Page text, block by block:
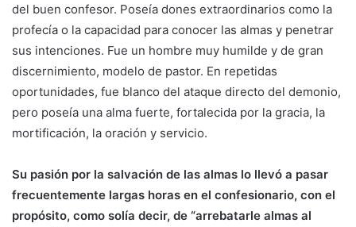
del buen confesor. Poseía dones extraordinarios como la
profecía o la capacidad para conocer las almas y penetrar
sus intenciones. Fue un hombre muy humilde y de gran
discernimiento, modelo de pastor. En repetidas
oportunidades, fue blanco del ataque directo del demonio,
pero poseía una alma fuerte, fortalecida por la gracia, la
mortificación, la oración y servicio.
Su pasión por la salvación de las almas lo llevó a pasar
frecuentemente largas horas en el confesionario, con el
propósito, como solía decir, de “arrebatarle almas al